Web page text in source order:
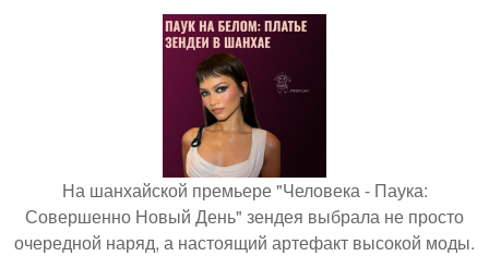
На шанхайской премьере "Человека - Паука:
Совершенно Новый День" зендея выбрала не просто
очередной наряд, а настоящий артефакт высокой моды.